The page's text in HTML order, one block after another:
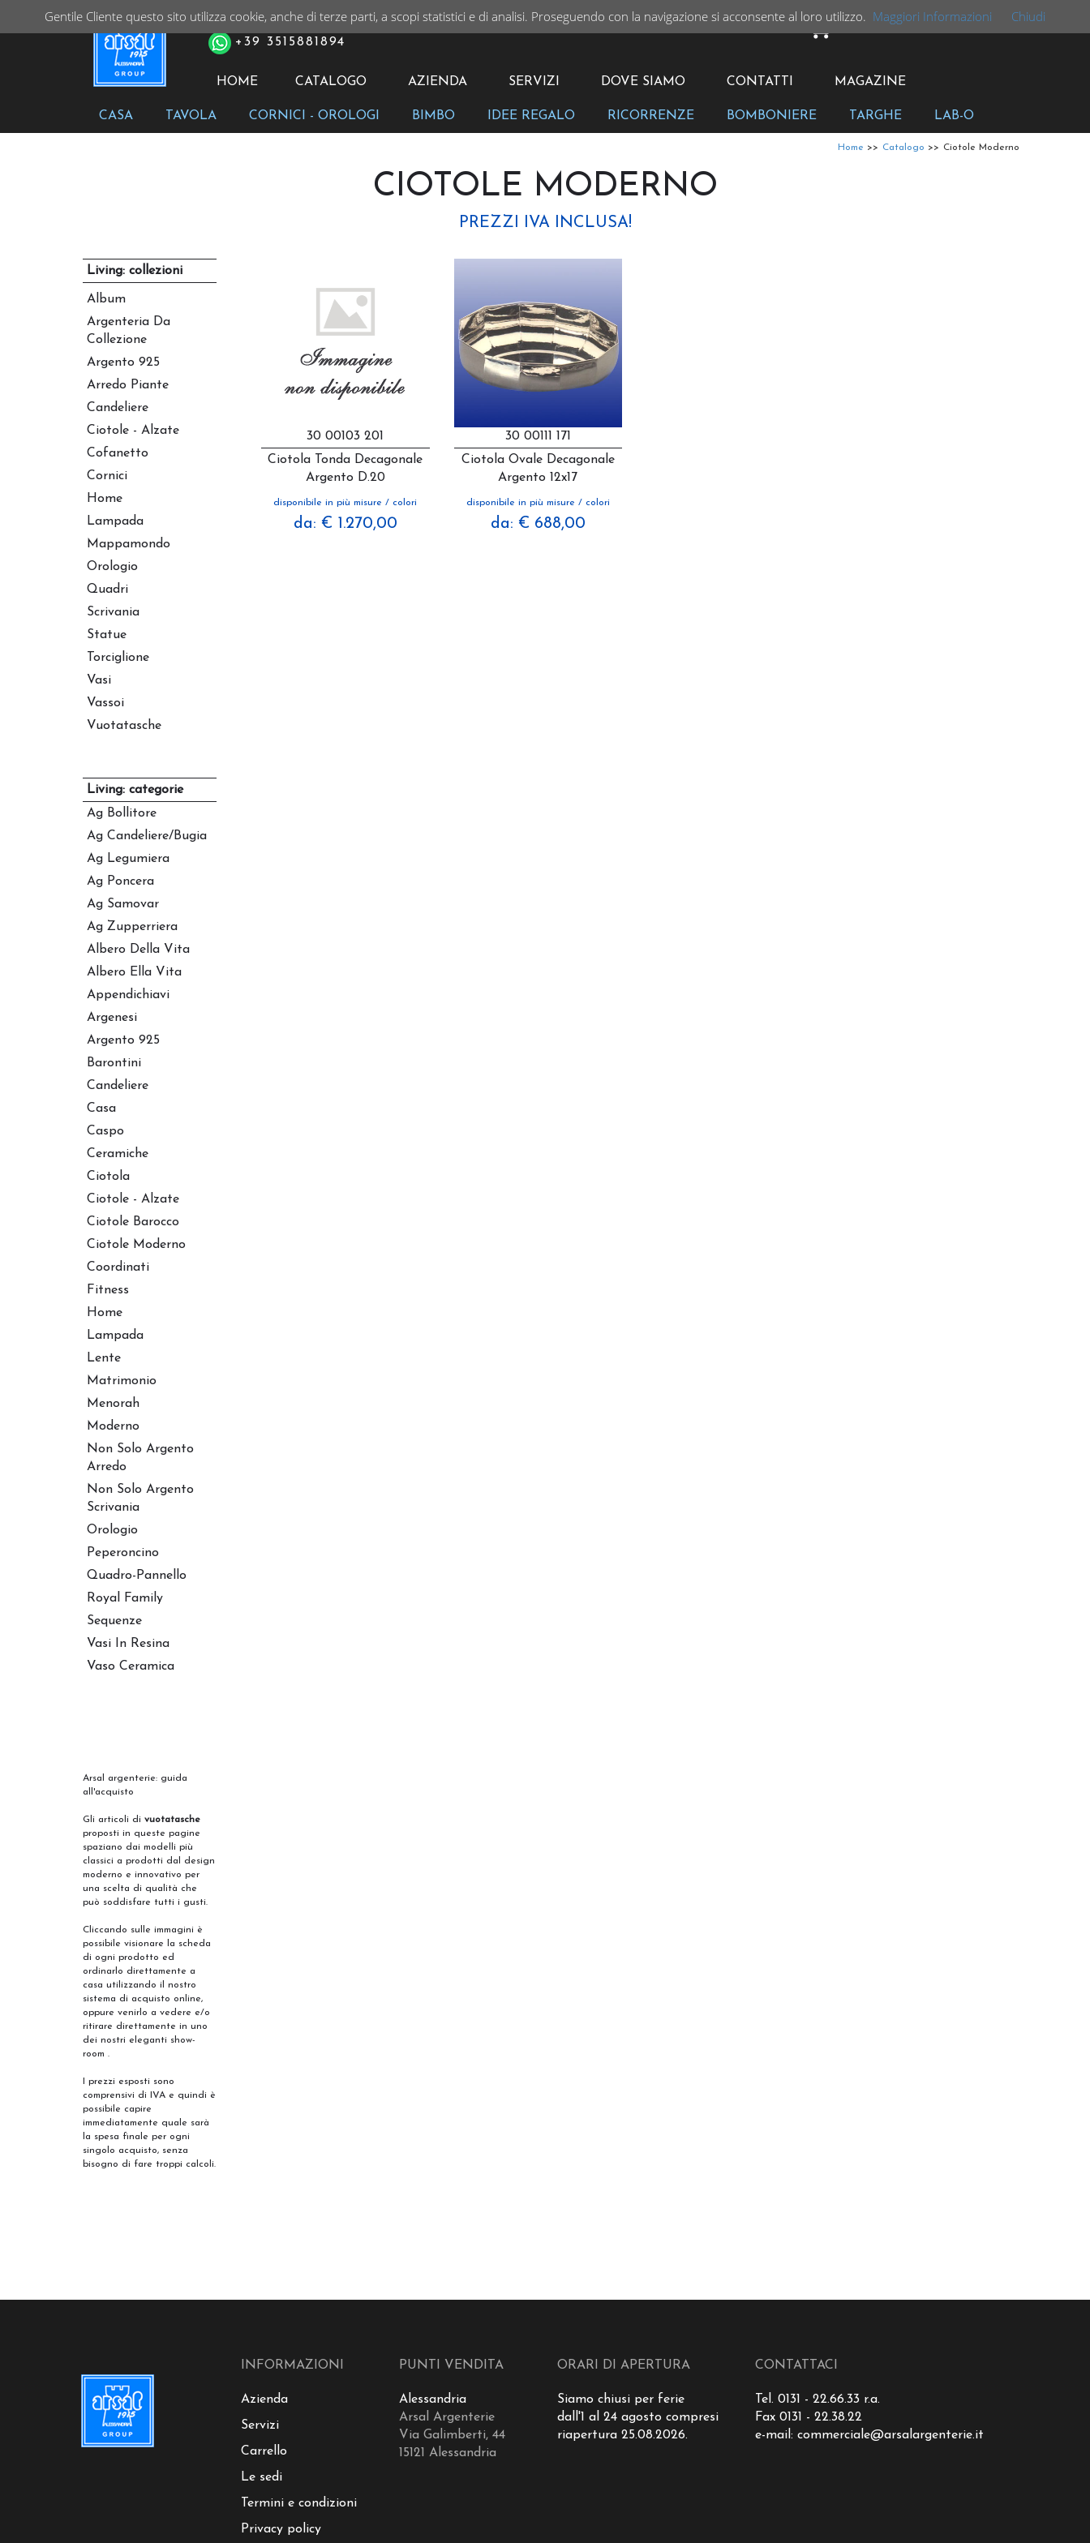
PER ORDINI TELEFONICI
+39 3515881894
HOME CATALOGO AZIENDA SERVIZI DOVE SIAMO CONTATTI MAGAZINE
VAI CARRELLO
CASA TAVOLA CORNICI - OROLOGI BIMBO IDEE REGALO RICORRENZE BOMBONIERE TARGHE LAB-O
Ciotole Moderno
Catalogo >>
Home >>
CIOTOLE MODERNO
PREZZI IVA INCLUSA!
Living: collezioni
Album
Argenteria Da
Collezione
Argento 925
Arredo Piante
Candeliere
Ciotole - Alzate
Cofanetto
Cornici
Home
Lampada
Mappamondo
Orologio
Quadri
Scrivania
Statue
Torciglione
Vasi
Vassoi
Vuotatasche
Living: categorie
Ag Bollitore
Ag Candeliere/bugia
Ag Legumiera
Ag Poncera
Ag Samovar
Ag Zupperriera
Albero Della Vita
Albero Ella Vita
Appendichiavi
Argenesi
Argento 925
Barontini
Candeliere
Casa
Caspo
Ceramiche
Ciotola
Ciotole - Alzate
Ciotole Barocco
Ciotole Moderno
Coordinati
Fitness
Home
Lampada
Lente
Matrimonio
Menorah
Moderno
Non Solo Argento
Arredo
Non Solo Argento
Scrivania
Orologio
Peperoncino
Quadro-Pannello
Royal Family
Sequenze
Vasi In Resina
Vaso Ceramica
Arsal argenterie: guida
all'acquisto
Gli articoli di vuotatasche
proposti in queste pagine
spaziano dai modelli più
classici a prodotti dal design
moderno e innovativo per
una scelta di qualità che
può soddisfare tutti i gusti.
Cliccando sulle immagini è
possibile visionare la scheda
di ogni prodotto ed
ordinarlo direttamente a
casa utilizzando il nostro
sistema di acquisto online,
oppure venirlo a vedere e/o
ritirare direttamente in uno
dei nostri eleganti show-
room .
I prezzi esposti sono
comprensivi di IVA e quindi è
possibile capire
immediatamente quale sarà
la spesa finale per ogni
singolo acquisto, senza
bisogno di fare troppi calcoli.
30 00103 201
Ciotola Tonda Decagonale
Argento D.20
disponibile in più misure / colori
da: € 1.270,00
30 00111 171
Ciotola Ovale Decagonale
Argento 12x17
disponibile in più misure / colori
da: € 688,00
INFORMAZIONI
Azienda
Servizi
Carrello
Le sedi
Termini e condizioni
Privacy policy
PUNTI VENDITA
Alessandria
Arsal Argenterie
Via Galimberti, 44
15121 Alessandria
ORARI DI APERTURA
Siamo chiusi per ferie
dall'1 al 24 agosto compresi
riapertura 25.08.2026.
CONTATTACI
Tel. 0131 - 22.66.33 r.a.
Fax 0131 - 22.38.22
e-mail: commerciale@arsalargenterie.it
Gentile Cliente questo sito utilizza cookie, anche di terze parti, a scopi statistici e di analisi. Proseguendo con la navigazione si acconsente al loro utilizzo. Maggiori Informazioni Chiudi